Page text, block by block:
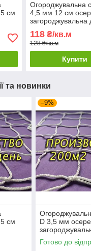
см
Огороджувальна
4,5 мм 12 см
загороджувальна
спортзалів
спортмайданчиків
118₴/кв.м
128 ₴/кв.м
Купити
та новинки
см
–9%
D 3,5 мм
стадіонів
Готово до